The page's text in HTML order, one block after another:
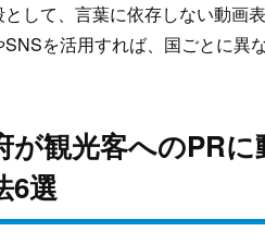
して、言葉に依存しない動画
を活用すれば、国ごとに異
が観光客へのPR
6選